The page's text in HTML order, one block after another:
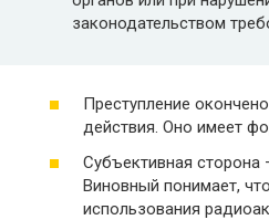
законодательством
Преступление
действия. Оно имеет
Субъективная сторона
Виновный понимает,
использования